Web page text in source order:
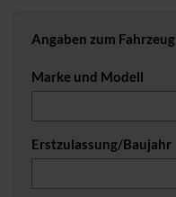
Angaben zum Fahrzeug
Marke und Modell
Erstzulassung/Baujahr